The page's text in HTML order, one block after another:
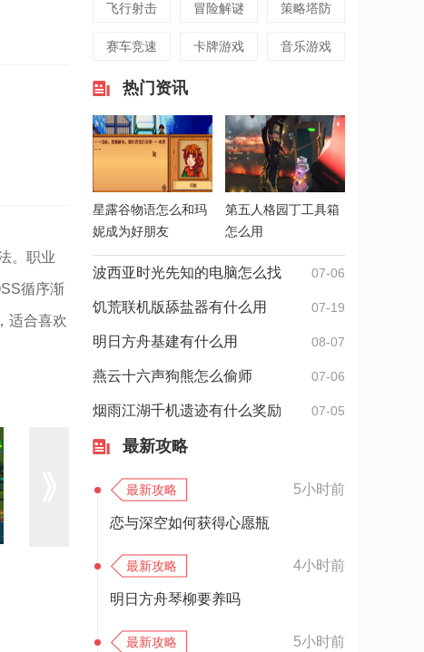
。职业
循序渐
适合喜欢
飞行射击 冒险解谜 策略塔防
赛车竞速 卡牌游戏 音乐游戏
热门资讯
星露谷物语怎么和玛
妮成为好朋友
第五人格园丁工具箱
怎么用
波西亚时光先知的电脑怎么找 07-06
饥荒联机版舔盐器有什么用 07-19
明日方舟基建有什么用 08-07
燕云十六声狗熊怎么偷师 07-06
烟雨江湖千机遗迹有什么奖励 07-05
最新攻略
最新攻略 5小时前
恋与深空如何获得心愿瓶
最新攻略 4小时前
明日方舟琴柳要养吗
最新攻略 5小时前